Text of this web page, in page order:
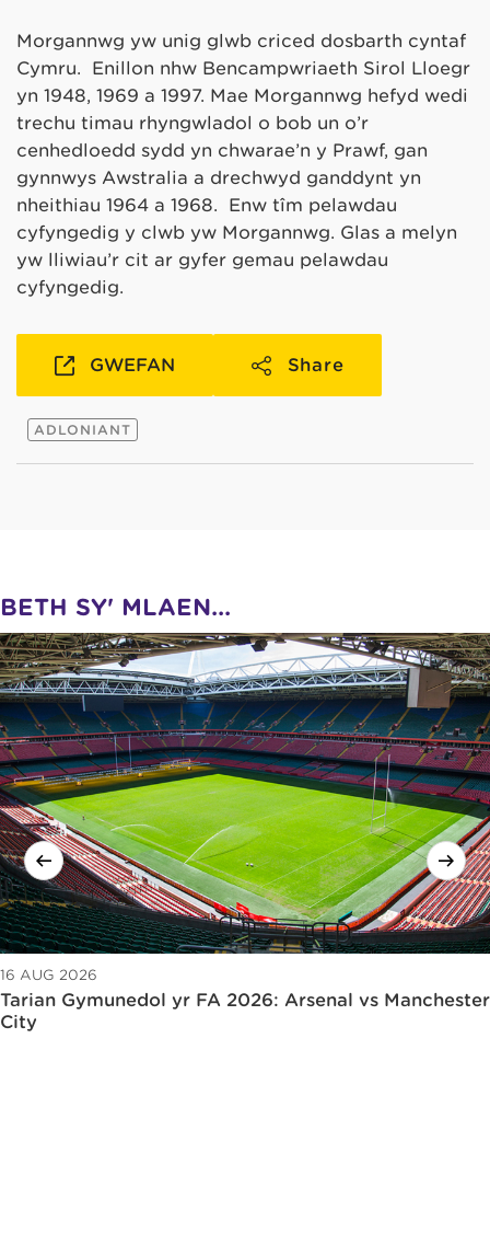
Morgannwg yw unig glwb criced dosbarth cyntaf
Cymru. Enillon nhw Bencampwriaeth Sirol Lloegr
yn 1948, 1969 a 1997. Mae Morgannwg hefyd wedi
trechu timau rhyngwladol o bob un o’r
cenhedloedd sydd yn chwarae’n y Prawf, gan
gynnwys Awstralia a drechwyd ganddynt yn
nheithiau 1964 a 1968. Enw tîm pelawdau
cyfyngedig y clwb yw Morgannwg. Glas a melyn
yw lliwiau’r cit ar gyfer gemau pelawdau
cyfyngedig.
GWEFAN Share
ADLONIANT
BETH SY' MLAEN...
16 AUG 2026
Tarian Gymunedol yr FA 2026: Arsenal vs Manchester
City